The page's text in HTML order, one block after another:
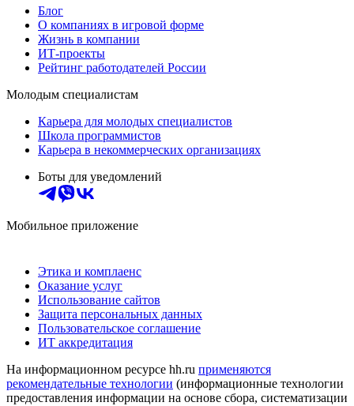
Блог
О компаниях в игровой форме
Жизнь в компании
ИТ-проекты
Рейтинг работодателей России
Молодым специалистам
Карьера для молодых специалистов
Школа программистов
Карьера в некоммерческих организациях
Боты для уведомлений
Мобильное приложение
Этика и комплаенс
Оказание услуг
Использование сайтов
Защита персональных данных
Пользовательское соглашение
ИТ аккредитация
На информационном ресурсе hh.ru применяются
рекомендательные технологии (информационные технологии
предоставления информации на основе сбора, систематизации